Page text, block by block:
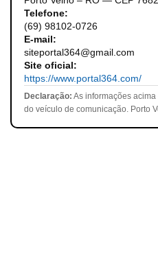
Telefone:
(69) 98102-0726
E-mail:
siteportal364@gmail.com
Site oficial:
https://www.portal364.com/
Declaração: As informações
do veículo de comunicação. Porto